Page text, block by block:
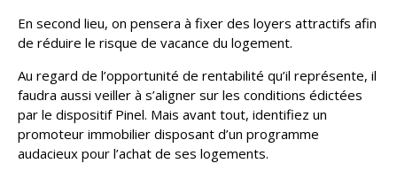
En second lieu, on pensera à fixer des loyers attractifs afin
de réduire le risque de vacance du logement.
Au regard de l’opportunité de rentabilité qu’il représente, il
faudra aussi veiller à s’aligner sur les conditions édictées
par le dispositif Pinel. Mais avant tout, identifiez un
promoteur immobilier disposant d’un programme
audacieux pour l’achat de ses logements.